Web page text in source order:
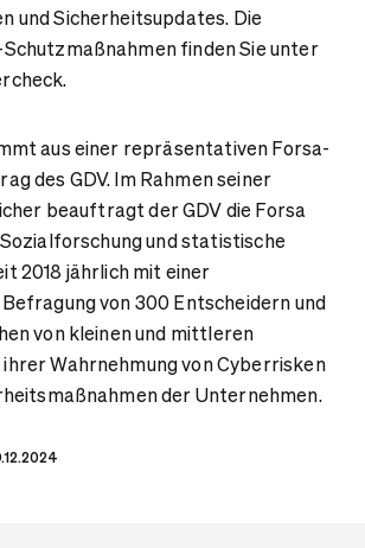
und Sicherheitsupdates. Die
finden Sie unter
aus einer repräsentativen Forsa-
des GDV. Im Rahmen seiner
beauftragt der GDV die Forsa
und statistische
2018 jährlich mit einer
von 300 Entscheidern und
von kleinen und mittleren
Wahrnehmung von Cyberrisken
der Unternehmen.